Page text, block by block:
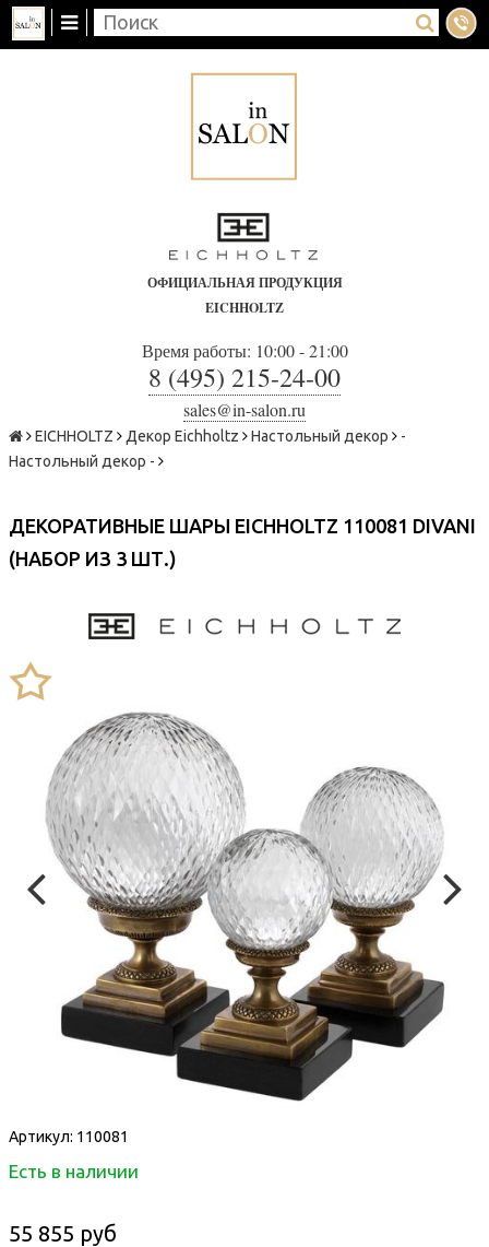
ОФИЦИАЛЬНАЯ ПРОДУКЦИЯ
EICHHOLTZ
Время работы: 10:00 - 21:00
8 (495) 215-24-00
sales@in-salon.ru
EICHHOLTZ Декор Eichholtz Настольный декор
-
Настольный декор -
ДЕКОРАТИВНЫЕ ШАРЫ EICHHOLTZ 110081 DIVANI
(НАБОР ИЗ 3 ШТ.)
Артикул: 110081
Есть в наличии
55 855 руб